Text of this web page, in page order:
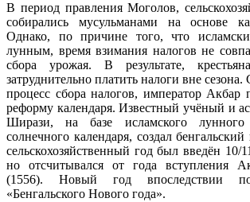
В период правления Моголов,
собирались мусульманами на основе
Однако, по причине того, что
лунным, время взимания налогов не
сбора урожая. В результате,
затруднительно платить налоги вне
процесс сбора налогов, император Акбар
реформу календаря. Известный учёный и
Ширази, на базе исламского лунного
солнечного календаря, создал
сельскохозяйственный год был введён 10/
но отсчитывался от года вступления
(1556). Новый год впоследствии
«Бенгальского Нового года».